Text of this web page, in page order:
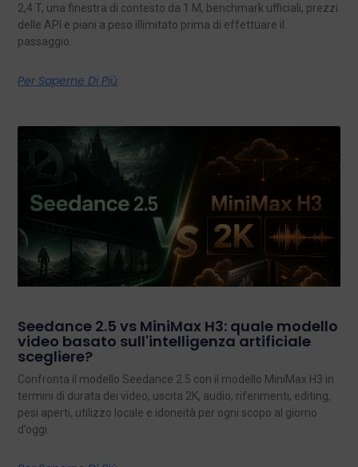
2,4 T, una finestra di contesto da 1 M, benchmark ufficiali, prezzi
delle API e piani a peso illimitato prima di effettuare il
passaggio.
Per Saperne Di Più
Seedance 2.5 vs MiniMax H3: quale modello
video basato sull'intelligenza artificiale
scegliere?
Confronta il modello Seedance 2.5 con il modello MiniMax H3 in
termini di durata dei video, uscita 2K, audio, riferimenti, editing,
pesi aperti, utilizzo locale e idoneità per ogni scopo al giorno
d’oggi.